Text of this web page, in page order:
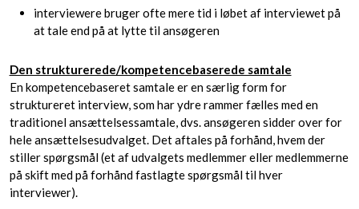
interviewere bruger ofte mere tid i løbet af interviewet på
at tale end på at lytte til ansøgeren
Den strukturerede/kompetencebaserede samtale
En kompetencebaseret samtale er en særlig form for
struktureret interview, som har ydre rammer fælles med en
traditionel ansættelsessamtale, dvs. ansøgeren sidder over for
hele ansættelsesudvalget. Det aftales på forhånd, hvem der
stiller spørgsmål (et af udvalgets medlemmer eller medlemmerne
på skift med på forhånd fastlagte spørgsmål til hver
interviewer).